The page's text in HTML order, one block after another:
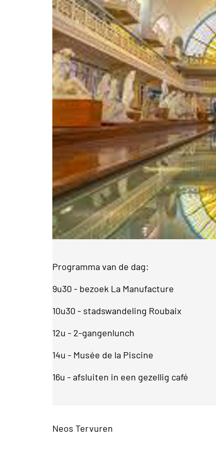
Programma van de dag:
9u30 - bezoek La Manufacture
10u30 - stadswandeling Roubaix
12u - 2-gangenlunch
14u - Musée de la Piscine
16u - afsluiten in een gezellig café
Neos Tervuren